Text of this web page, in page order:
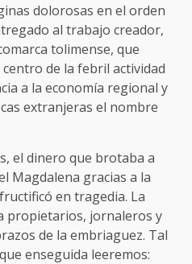
dolorosas en el orden
al trabajo creador,
tolimense, que
de la febril actividad
a la economía regional y
extranjeras el nombre
el dinero que brotaba a
Magdalena gracias a la
en tragedia. La
propietarios, jornaleros y
de la embriaguez. Tal
enseguida leeremos: